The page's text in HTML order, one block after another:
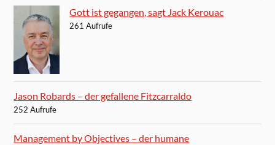
Gott ist gegangen, sagt Jack Kerouac
261 Aufrufe
Jason Robards – der gefallene Fitzcarraldo
252 Aufrufe
Management by Objectives – der humane